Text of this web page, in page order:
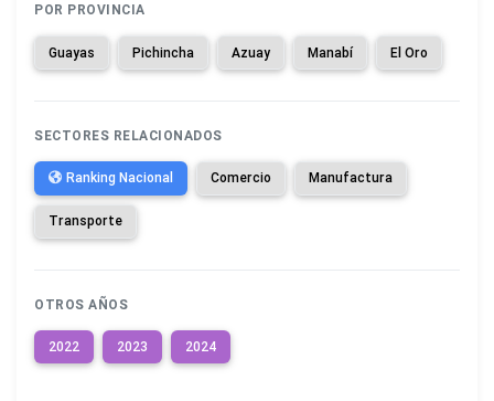
POR PROVINCIA
Guayas Pichincha Azuay Manabí El Oro
SECTORES RELACIONADOS
Ranking Nacional Comercio Manufactura
Transporte
OTROS AÑOS
2022 2023 2024